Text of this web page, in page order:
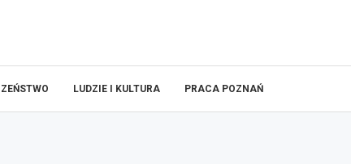
LUDZIE I KULTURA PRACA POZNAŃ